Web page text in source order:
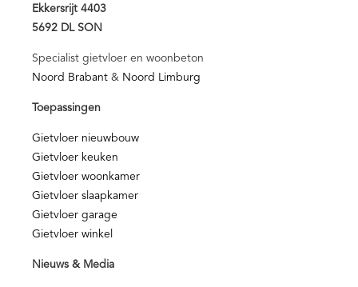
Ekkersrijt 4403
5692 DL SON
Specialist gietvloer en woonbeton
Noord Brabant & Noord Limburg
Toepassingen
Gietvloer nieuwbouw
Gietvloer keuken
Gietvloer woonkamer
Gietvloer slaapkamer
Gietvloer garage
Gietvloer winkel
Nieuws & Media